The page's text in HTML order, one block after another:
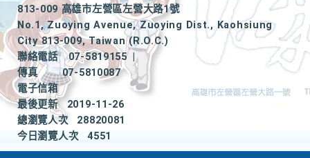
813-009 高雄市左營區左營大路1號
No.1, Zuoying Avenue, Zuoying Dist., Kaohsiung
City 813-009, Taiwan (R.O.C.)
聯絡電話
07-5819155
|
傳真
07-5810087
電子信箱
最後更新
2019-11-26
總瀏覽人次
28820081
今日瀏覽人次
4551